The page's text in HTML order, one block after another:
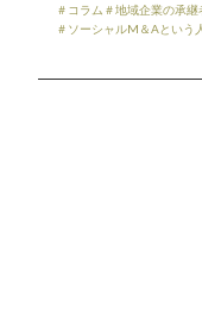
＃コラム ＃地域企業の承
＃ソーシャルM＆Aという